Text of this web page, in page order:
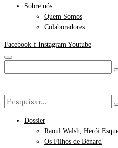
Sobre nós
Quem Somos
Colaboradores
Facebook-f Instagram Youtube
Dossier
Raoul Walsh, Herói
Os Filhos de Bénard